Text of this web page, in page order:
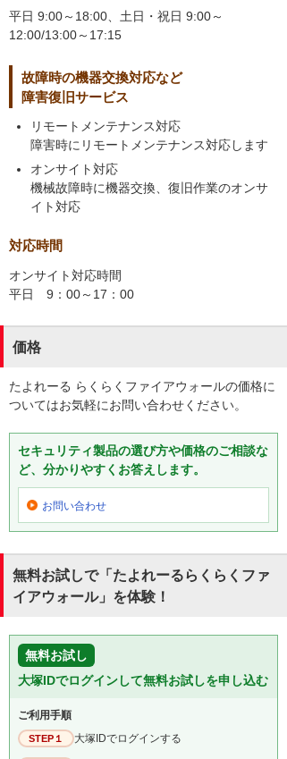
平日 9:00～18:00、土日・祝日 9:00～
12:00/13:00～17:15
故障時の機器交換対応など
障害復旧サービス
リモートメンテナンス対応
障害時にリモートメンテナンス対応します
オンサイト対応
機械故障時に機器交換、復旧作業のオンサ
イト対応
対応時間
オンサイト対応時間
平日 9：00～17：00
価格
たよれーる らくらくファイアウォールの価格に
ついてはお気軽にお問い合わせください。
セキュリティ製品の選び方や価格のご相談な
ど、分かりやすくお答えします。
お問い合わせ
無料お試しで「たよれーるらくらくファ
イアウォール」を体験！
無料お試し
大塚IDでログインして無料お試しを申し込む
ご利用手順
STEP１ 大塚IDでログインする